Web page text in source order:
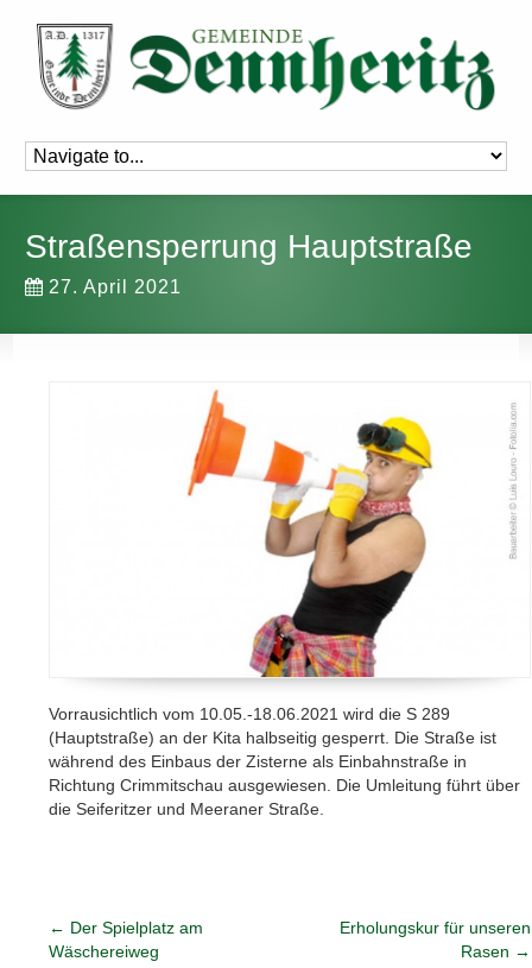
Straßensperrung Hauptstraße
27. April 2021
Vorrausichtlich vom 10.05.-18.06.2021 wird die S 289
(Hauptstraße) an der Kita halbseitig gesperrt. Die Straße ist
während des Einbaus der Zisterne als Einbahnstraße in
Richtung Crimmitschau ausgewiesen. Die Umleitung führt über
die Seiferitzer und Meeraner Straße.
← Der Spielplatz am
Wäschereiweg
Erholungskur für unseren
Rasen →